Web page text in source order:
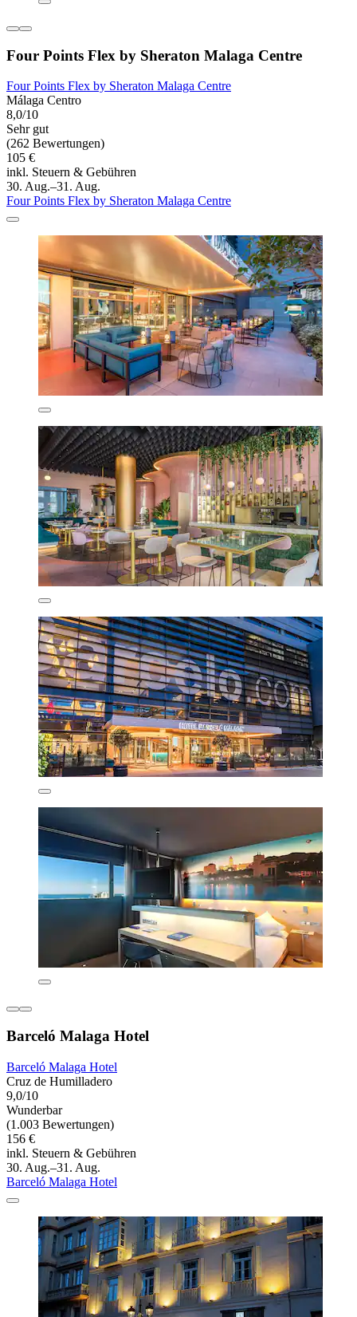
Four Points Flex by Sheraton Malaga Centre
Four Points Flex by Sheraton Malaga Centre
Málaga Centro
8,0/10
Sehr gut
(262 Bewertungen)
105 €
inkl. Steuern & Gebühren
30. Aug.–31. Aug.
Four Points Flex by Sheraton Malaga Centre
Barceló Malaga Hotel
Barceló Malaga Hotel
Cruz de Humilladero
9,0/10
Wunderbar
(1.003 Bewertungen)
156 €
inkl. Steuern & Gebühren
30. Aug.–31. Aug.
Barceló Malaga Hotel